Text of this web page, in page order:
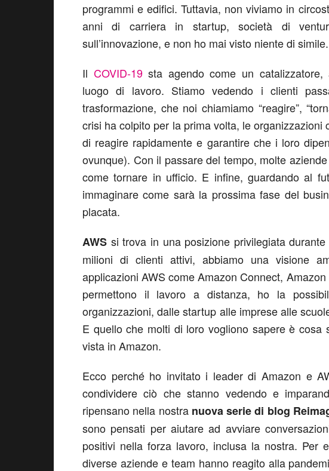
programmi e edifici. Tuttavia, non viviamo in
anni di carriera in startup, società di
sull’innovazione, e non ho mai visto niente di simile.
Il COVID-19sta agendo come un catalizzatore,
luogo di lavoro. Stiamo vedendo i clienti
trasformazione, che noi chiamiamo “reagire”,
crisi ha colpito per la prima volta, le
di reagire rapidamente e garantire che i loro
ovunque). Con il passare del tempo, molte
come tornare in ufficio. E infine, guardando al
immaginare come sarà la prossima fase del
placata.
AWS si trova in una posizione privilegiata
milioni di clienti attivi, abbiamo una visione
applicazioni AWS come Amazon Connect,
permettono il lavoro a distanza, ho la
organizzazioni, dalle startup alle imprese alle
E quello che molti di loro vogliono sapere è cosa
vista in Amazon.
Ecco perché ho invitato i leader di Amazon e
condividere ciò che stanno vedendo e
ripensano nella nostra nuova serie di blog
sono pensati per aiutare ad avviare
positivi nella forza lavoro, inclusa la nostra. Per
diverse aziende e team hanno reagito alla